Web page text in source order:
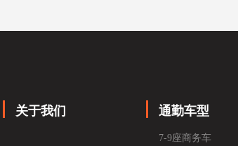
关于我们 通勤车型
7-9座商务车